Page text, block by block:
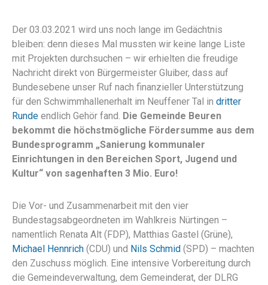
Der 03.03.2021 wird uns noch lange im Gedächtnis
bleiben: denn dieses Mal mussten wir keine lange Liste
mit Projekten durchsuchen – wir erhielten die freudige
Nachricht direkt von Bürgermeister Gluiber, dass auf
Bundesebene unser Ruf nach finanzieller Unterstützung
für den Schwimmhallenerhalt im Neuffener Tal in dritter
Runde endlich Gehör fand. Die Gemeinde Beuren
bekommt die höchstmögliche Fördersumme aus dem
Bundesprogramm „Sanierung kommunaler
Einrichtungen in den Bereichen Sport, Jugend und
Kultur“ von sagenhaften 3 Mio. Euro!
Die Vor- und Zusammenarbeit mit den vier
Bundestagsabgeordneten im Wahlkreis Nürtingen –
namentlich Renata Alt (FDP), Matthias Gastel (Grüne),
Michael Hennrich (CDU) und Nils Schmid (SPD) – machten
den Zuschuss möglich. Eine intensive Vorbereitung durch
die Gemeindeverwaltung, dem Gemeinderat, der DLRG